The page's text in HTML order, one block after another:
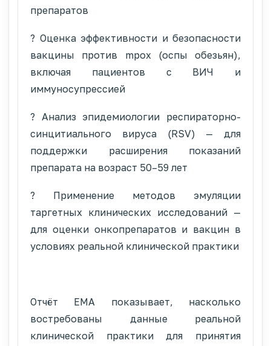
препаратов
? Оценка эффективности и безопасности
вакцины против mpox (оспы обезьян),
включая пациентов с ВИЧ и
иммуносупрессией
? Анализ эпидемиологии респираторно-
синцитиального вируса (RSV) — для
поддержки расширения показаний
препарата на возраст 50–59 лет
? Применение методов эмуляции
таргетных клинических исследований —
для оценки онкопрепаратов и вакцин в
условиях реальной клинической практики
Отчёт EMA показывает, насколько
востребованы данные реальной
клинической практики для принятия